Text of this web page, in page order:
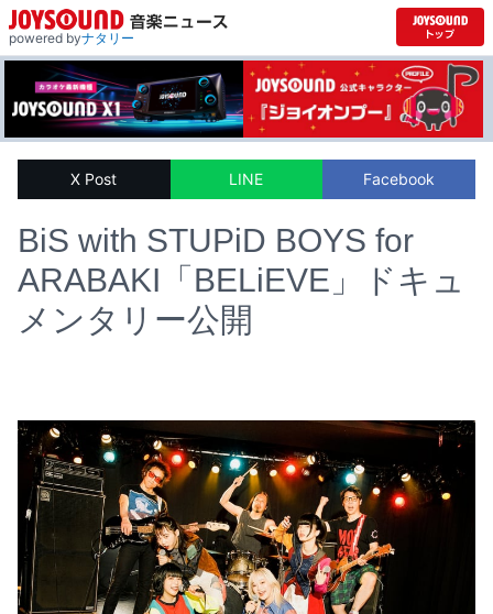
powered byナタリー
X Post LINE Facebook
BiS with STUPiD BOYS for
ARABAKI「BELiEVE」ドキュ
メンタリー公開